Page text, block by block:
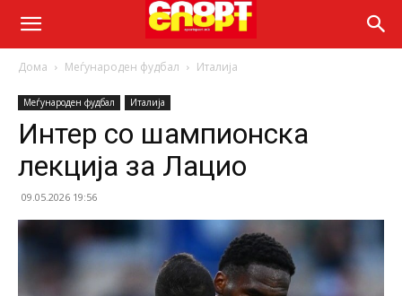
Дома Меѓународен фудбал Италија
Меѓународен фудбал Италија
Интер со шампионска
лекција за Лацио
09.05.2026 19:56